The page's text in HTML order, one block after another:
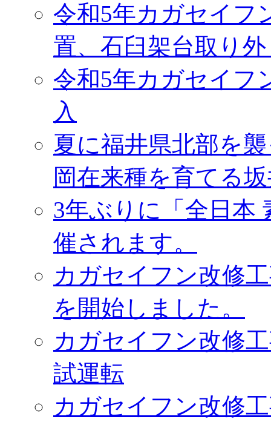
令和5年カガセイフ
置、石臼架台取り
令和5年カガセイフ
入
夏に福井県北部を
岡在来種を育てる
3年ぶりに「全日本
催されます。
カガセイフン改修
を開始しました。
カガセイフン改修
試運転
カガセイフン改修